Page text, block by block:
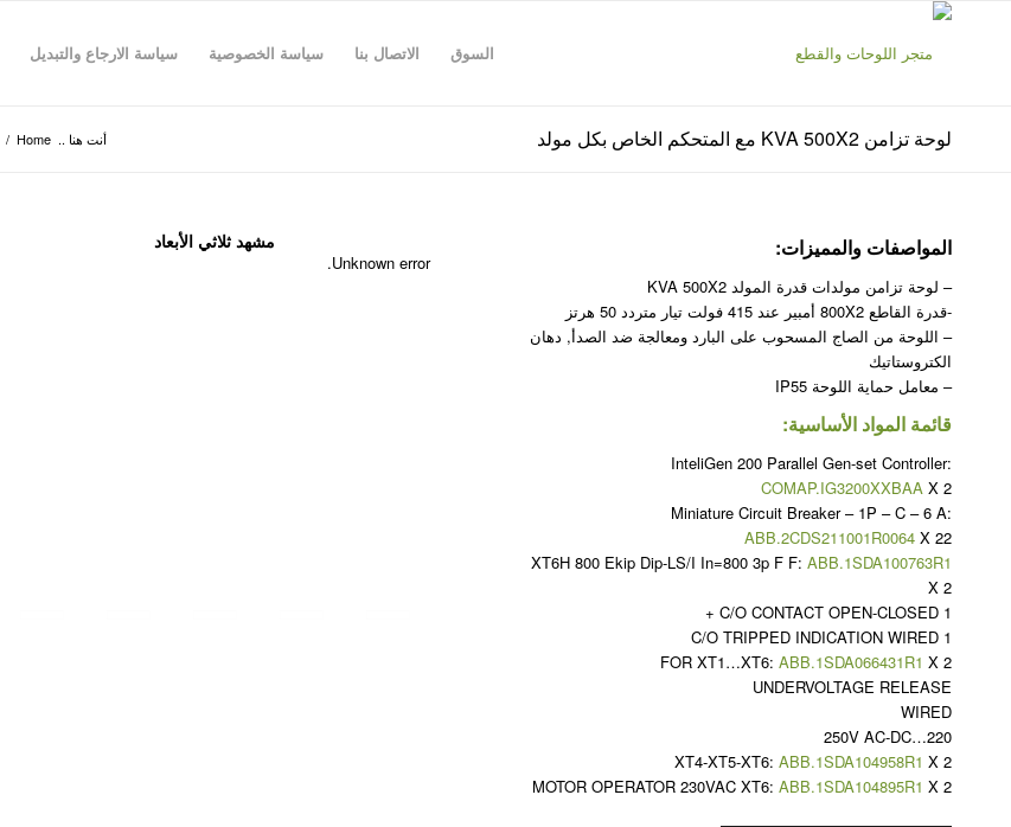
السوق الاتصال بنا سياسة الخصوصية سياسة الارجاع والتبديل
لوحة تزامن KVA 500X2 مع المتحكم الخاص بكل مولد أنت هنا .. Home
/
المواصفات والمميزات:
– لوحة تزامن مولدات قدرة المولد KVA 500X2
-قدرة القاطع 800X2 أمبير عند 415 فولت تيار متردد 50 هرتز
– اللوحة من الصاج المسحوب على البارد ومعالجة ضد الصدأ, دهان
الكتروستاتيك
– معامل حماية اللوحة IP55
قائمة المواد الأساسية:
InteliGen 200 Parallel Gen-set Controller:
COMAP.IG3200XXBAA X 2
Miniature Circuit Breaker – 1P – C – 6 A:
ABB.2CDS211001R0064 X 22
XT6H 800 Ekip Dip-LS/I In=800 3p F F: ABB.1SDA100763R1
X 2
1 C/O CONTACT OPEN-CLOSED +
1 C/O TRIPPED INDICATION WIRED
FOR XT1…XT6: ABB.1SDA066431R1 X 2
UNDERVOLTAGE RELEASE
WIRED
220…250V AC-DC
XT4-XT5-XT6: ABB.1SDA104958R1 X 2
MOTOR OPERATOR 230VAC XT6: ABB.1SDA104895R1 X 2
مشهد ثلاثي الأبعاد
Unknown error.